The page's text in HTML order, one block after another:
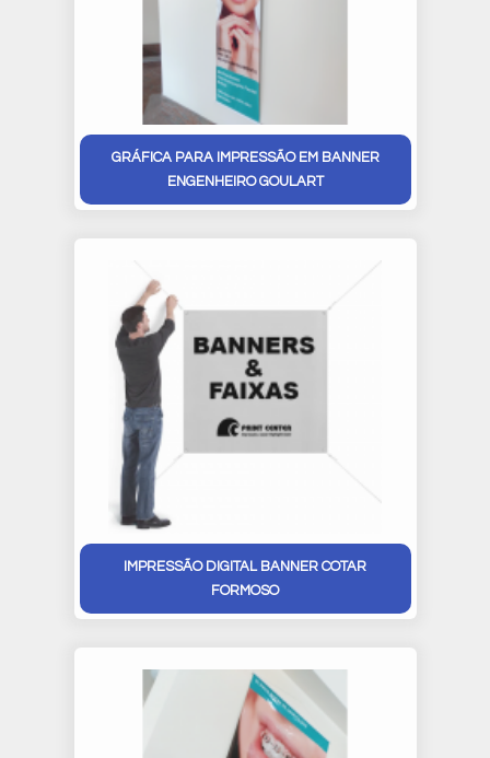
GRÁFICA PARA IMPRESSÃO EM BANNER
ENGENHEIRO GOULART
IMPRESSÃO DIGITAL BANNER COTAR
FORMOSO